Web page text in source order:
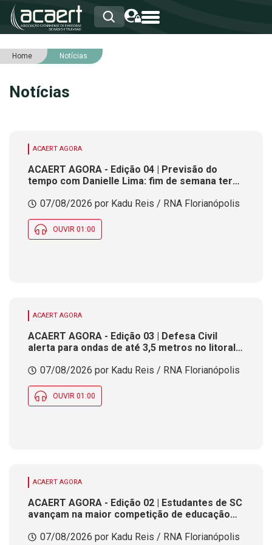
HOME
ASSOCIADOS
SERVIÇOS
Home Notícias
Notícias
ACAERT AGORA
ACAERT AGORA - Edição 04 | Previsão do
tempo com Danielle Lima: fim de semana terá
temporais em SC
07/08/2026 por Kadu Reis / RNA Florianópolis
OUVIR 01:00
ACAERT AGORA
ACAERT AGORA - Edição 03 | Defesa Civil
alerta para ondas de até 3,5 metros no litoral
para concurso público nesta sexta (7). Festa
imigrantes em SC
07/08/2026 por Kadu Reis / RNA Florianópolis
OUVIR 01:00
ACAERT AGORA
ACAERT AGORA - Edição 02 | Estudantes de SC
avançam na maior competição de educação
cerâmica analisa indústria em SC. Alesc
07/08/2026 por Kadu Reis / RNA Florianópolis